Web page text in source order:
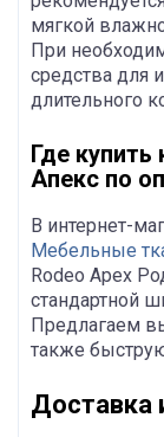
мягкой
При
средства для
длительного
Где
Апекс по
В интернет-
Мебельные
Rodeo Apex
стандартной
Предлагаем
также
Доставка